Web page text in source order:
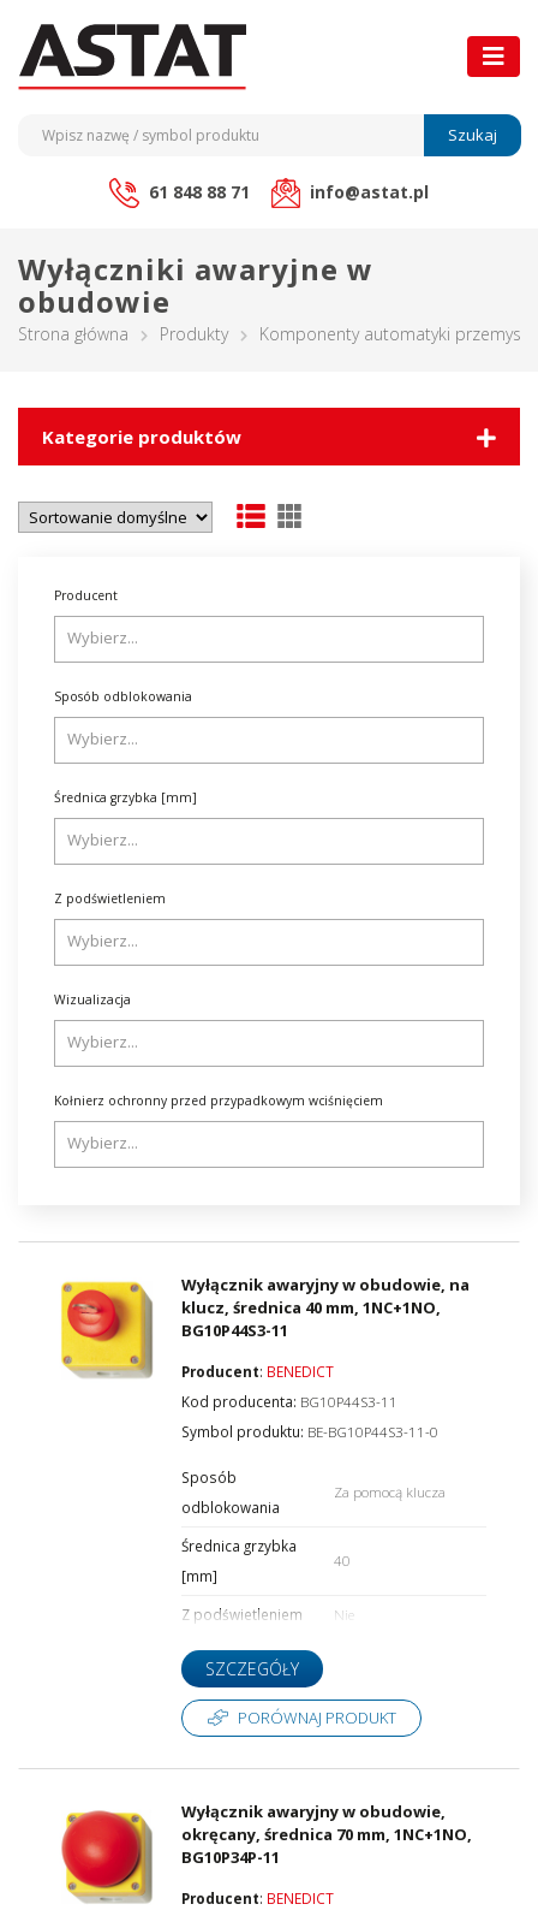
Szukaj
61 848 88 71 info@astat.pl
Wyłączniki awaryjne w
obudowie
Strona główna Produkty Komponenty automatyki
Kategorie produktów
Producent
Sposób odblokowania
Średnica grzybka [mm]
Z podświetleniem
Wizualizacja
Kołnierz ochronny przed przypadkowym wciśnięciem
Wyłącznik awaryjny w obudowie, na
klucz, średnica 40 mm, 1NC+1NO,
BG10P44S3-11
Producent: BENEDICT
Kod producenta: BG10P44S3-11
Symbol produktu: BE-BG10P44S3-11-0
Sposób
odblokowania
Za pomocą klucza
Średnica grzybka
[mm]
40
Z podświetleniem Nie
SZCZEGÓŁY
PORÓWNAJ PRODUKT
Wyłącznik awaryjny w obudowie,
okręcany, średnica 70 mm, 1NC+1NO,
BG10P34P-11
Producent: BENEDICT